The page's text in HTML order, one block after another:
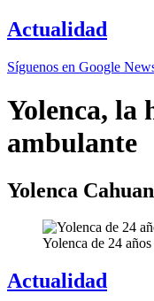
Actualidad
Síguenos en Google
Yolenca, la
ambulante
Yolenca
Yolenca de 24
Actualidad